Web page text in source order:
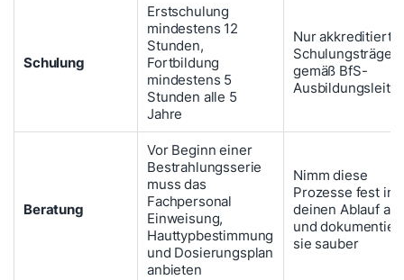
Schulung
Erstschulung
mindestens 12
Stunden,
Fortbildung
mindestens 5
Stunden alle 5
Jahre
Nur akkreditierte
Schulungsträger
gemäß BfS-
Beratung
Vor Beginn einer
Bestrahlungsserie
muss das
Fachpersonal
Einweisung,
Hauttypbestimmung
und Dosierungsplan
anbieten
Nimm diese
Prozesse fest in
deinen Ablauf auf
und
sie sauber